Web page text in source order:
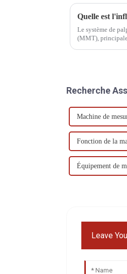
Le système de
(MMT),
Recherche
Machine de
Fonction de la
Équipement de
Leave